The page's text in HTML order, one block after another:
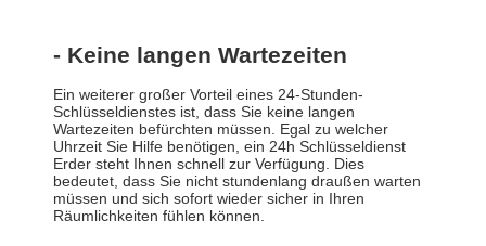
- Keine langen Wartezeiten
Ein weiterer großer Vorteil eines 24-Stunden-
Schlüsseldienstes ist, dass Sie keine langen
Wartezeiten befürchten müssen. Egal zu welcher
Uhrzeit Sie Hilfe benötigen, ein 24h Schlüsseldienst
Erder steht Ihnen schnell zur Verfügung. Dies
bedeutet, dass Sie nicht stundenlang draußen warten
müssen und sich sofort wieder sicher in Ihren
Räumlichkeiten fühlen können.